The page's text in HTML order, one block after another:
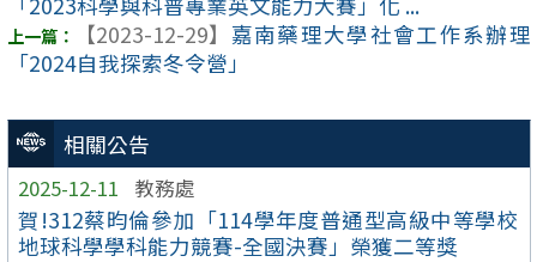
相關公告
2025-12-11 教務處
賀!312蔡昀倫參加「114學年度普通型高級中等學校
地球科學學科能力競賽-全國決賽」榮獲二等獎
【2023-12-29】 嘉南藥理大學社會工作系辦理
「2024自我探索冬令營」